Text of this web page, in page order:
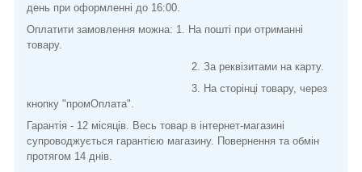
день при оформленні до 16:00.
Оплатити замовлення можна: 1. На пошті при отриманні
товару.
2. За реквізитами на карту.
3. На сторінці товару, через
кнопку "промОплата".
Гарантія - 12 місяців. Весь товар в інтернет-магазині
супроводжується гарантією магазину. Повернення та обмін
протягом 14 днів.